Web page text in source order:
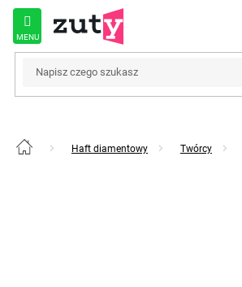
Przejść
treści
Home Haft diamentowy Twórcy